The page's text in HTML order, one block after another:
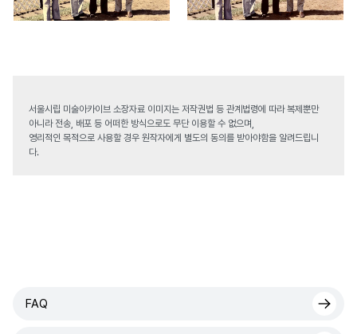
서울시립 미술아카이브 소장자료 이미지는 저작권법 등 관계법령에 따라 복제뿐만
아니라 전송, 배포 등 어떠한 방식으로도 무단 이용할 수 없으며,
영리적인 목적으로 사용할 경우 원작자에게 별도의 동의를 받아야함을 알려드립니
다.
FAQ